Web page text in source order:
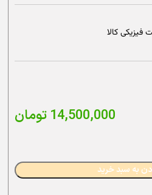
کالا
14,500,000 تومان
به سبد خرید